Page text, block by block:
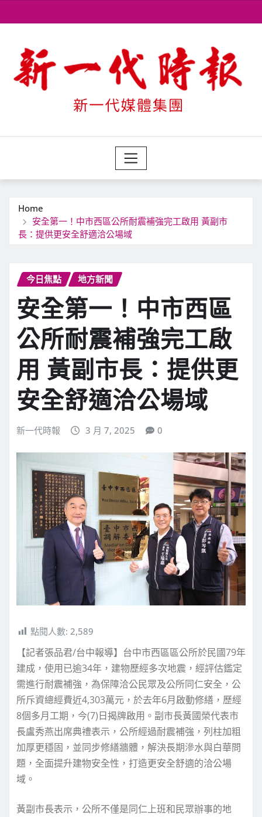
to
Home
安全第一！中市西區公所耐震補強完工啟用 黃副市
長：提供更安全舒適洽公場域
今日焦點 地方新聞
安全第一！中市西區
公所耐震補強完工啟
用 黃副市長：提供更
安全舒適洽公場域
新一代時報 3 月 7, 2025 0
點閱人數: 2,589
【記者張品君/台中報導】台中市西區區公所於民國79年
建成，使用已逾34年，建物歷經多次地震，經評估鑑定
需進行耐震補強，為保障洽公民眾及公所同仁安全，公
所斥資總經費近4,303萬元，於去年6月啟動修繕，歷經
8個多月工期，今(7)日揭牌啟用。副市長黃國榮代表市
長盧秀燕出席典禮表示，公所經過耐震補強，列柱加粗
加厚更穩固，並同步修繕牆體，解決長期滲水與白華問
題，全面提升建物安全性，打造更安全舒適的洽公場
域。
黃副市長表示，公所不僅是同仁上班和民眾辦事的地